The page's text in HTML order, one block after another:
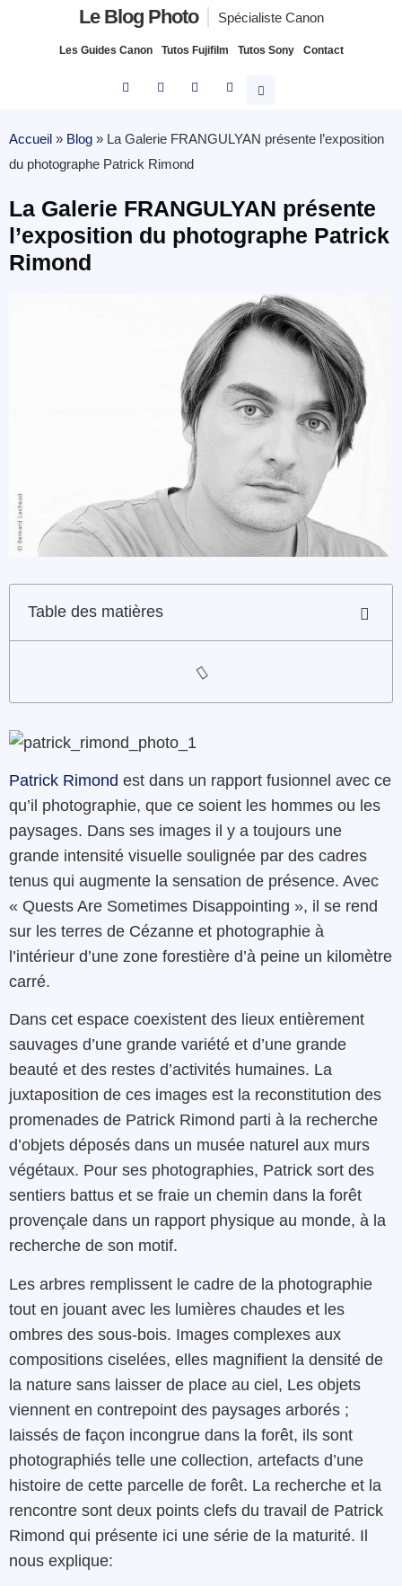
Le Blog Photo Spécialiste Canon
Les Guides Canon Tutos Fujifilm Tutos Sony Contact
Accueil » Blog » La Galerie FRANGULYAN présente l’exposition
du photographe Patrick Rimond
La Galerie FRANGULYAN présente
l’exposition du photographe Patrick
Rimond
Table des matières
Patrick Rimond est dans un rapport fusionnel avec ce
qu’il photographie, que ce soient les hommes ou les
paysages. Dans ses images il y a toujours une
grande intensité visuelle soulignée par des cadres
tenus qui augmente la sensation de présence. Avec
« Quests Are Sometimes Disappointing », il se rend
sur les terres de Cézanne et photographie à
l’intérieur d’une zone forestière d’à peine un kilomètre
carré.
Dans cet espace coexistent des lieux entièrement
sauvages d’une grande variété et d’une grande
beauté et des restes d’activités humaines. La
juxtaposition de ces images est la reconstitution des
promenades de Patrick Rimond parti à la recherche
d’objets déposés dans un musée naturel aux murs
végétaux. Pour ses photographies, Patrick sort des
sentiers battus et se fraie un chemin dans la forêt
provençale dans un rapport physique au monde, à la
recherche de son motif.
Les arbres remplissent le cadre de la photographie
tout en jouant avec les lumières chaudes et les
ombres des sous-bois. Images complexes aux
compositions ciselées, elles magnifient la densité de
la nature sans laisser de place au ciel, Les objets
viennent en contrepoint des paysages arborés ;
laissés de façon incongrue dans la forêt, ils sont
photographiés telle une collection, artefacts d’une
histoire de cette parcelle de forêt. La recherche et la
rencontre sont deux points clefs du travail de Patrick
Rimond qui présente ici une série de la maturité. Il
nous explique: